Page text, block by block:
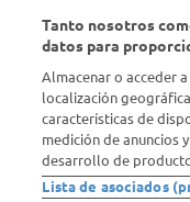
Conocenos
Info útil
Comprá Online
Tanto nosotros
datos para
Almacenar o acceder
localización
características de
medición de anuncios
desarrollo de
Lista de asociados